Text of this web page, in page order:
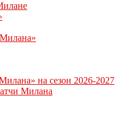
на сезон 2026-2027
Милана